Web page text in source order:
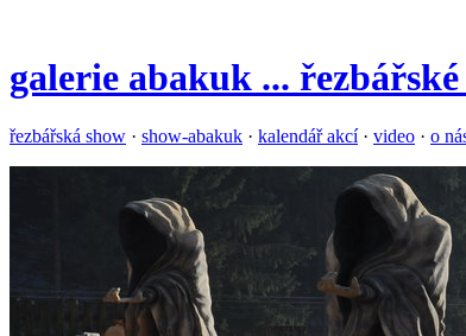
galerie abakuk ...
řezbářská show · show-abakuk · kalendář akcí· video · o